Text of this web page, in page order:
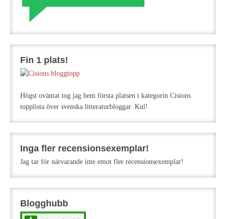
Fin 1 plats!
Högst oväntat tog jag hem första platsen i kategorin Cisions
topplista över svenska litteraturbloggar. Kul!
Inga fler recensionsexemplar!
Jag tar för närvarande inte emot fler recensionsexemplar!
Blogghubb